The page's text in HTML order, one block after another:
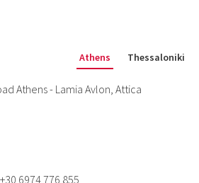
Athens Thessaloniki
Athens - Lamia Avlon, Attica
+30 6974 776 855